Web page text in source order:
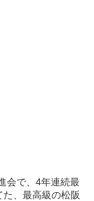
会で、4年連続最
、最高級の松阪